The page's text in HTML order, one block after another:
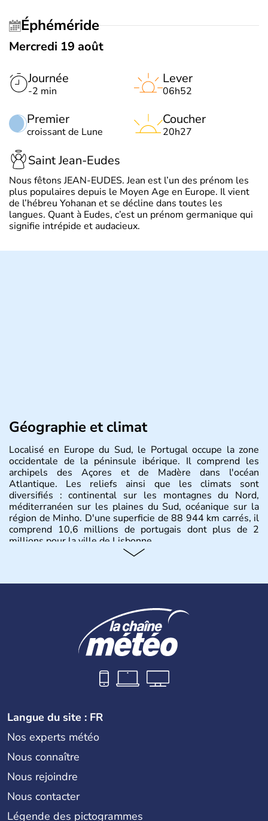
Éphéméride
Mercredi 19 août
Journée
-2 min
Premier
croissant de Lune
Lever
06h52
Coucher
20h27
Saint Jean-Eudes
Nous fêtons JEAN-EUDES. Jean est l’un des prénom les
plus populaires depuis le Moyen Age en Europe. Il vient
de l’hébreu Yohanan et se décline dans toutes les
langues. Quant à Eudes, c’est un prénom germanique qui
signifie intrépide et audacieux.
Géographie et climat
Localisé en Europe du Sud, le Portugal occupe la zone
occidentale de la péninsule ibérique. Il comprend les
archipels des Açores et de Madère dans l'océan
Atlantique. Les reliefs ainsi que les climats sont
diversifiés : continental sur les montagnes du Nord,
méditerranéen sur les plaines du Sud, océanique sur la
région de Minho. D'une superficie de 88 944 km carrés, il
comprend 10,6 millions de portugais dont plus de 2
millions pour la ville de Lisbonne.
Le Portugal est à l'origine majoritairement composé de
devient la capitale du pays et s'impose rapidement
comme point de commerce européen. Du XVe jusqu'au
XVIe siècle, le Portugal brille dans le monde entier
comme l'un des plus grands pouvoirs économiques et
culturels. La monarchie est abolie en 1910 et la
République est instaurée. Dictature de 1926 à 1974, il
devient membre de l'Union Européenne en 1986.
Langue du site : FR
Nos experts météo
Nous connaître
Nous rejoindre
Nous contacter
Légende des pictogrammes